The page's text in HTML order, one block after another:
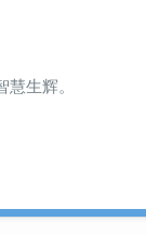
生辉。